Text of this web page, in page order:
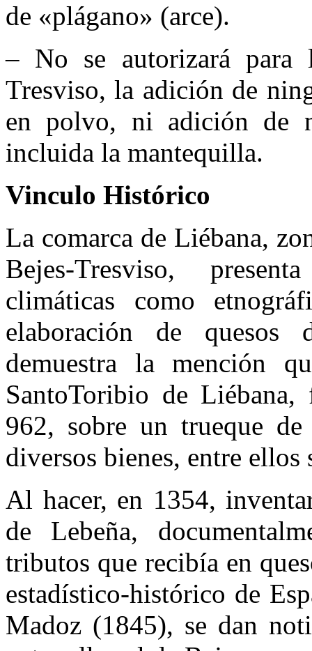
de «plágano» (arce).
– No se autorizará para
Tresviso, la adición de
en polvo, ni adición de
incluida la mantequilla.
Vinculo Histórico
La comarca de Liébana,
Bejes-Tresviso,
climáticas como
elaboración de
demuestra la mención
SantoToribio de
962, sobre un trueque
diversos bienes, entre ellos
Al hacer, en 1354,
de Lebeña,
tributos que recibía en
estadístico-histórico de
Madoz (1845), se dan